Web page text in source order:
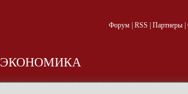
Форум| RSS Партнеры|
ЭКОНОМИКА